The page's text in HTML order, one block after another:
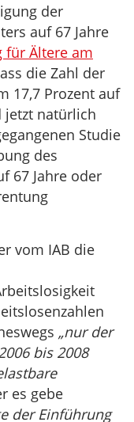
der
auf 67 Jahre
für Ältere am
die Zahl der
17,7 Prozent auf
jetzt natürlich
Studie
des
67 Jahre oder
vom IAB die
„nur der
bis 2008
es gebe
der Einführung